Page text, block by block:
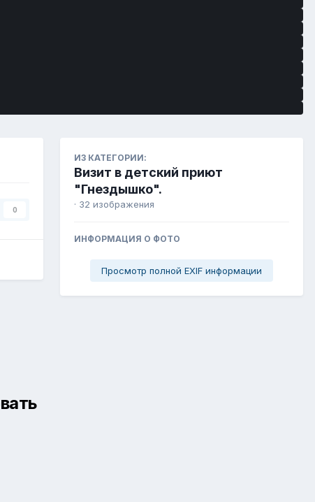
0
ИЗ КАТЕГОРИИ:
Визит в детский приют
"Гнездышко".
· 32 изображения
ИНФОРМАЦИЯ О ФОТО
Просмотр полной EXIF информации